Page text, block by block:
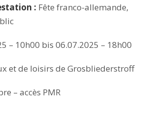
: Fête franco-allemande,
– 10h00 bis 06.07.2025 – 18h00
et de loisirs de Grosbliederstroff
– accès PMR